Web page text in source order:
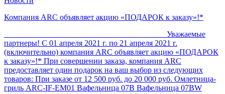
Компания ARC объявляет акцию «ПОДАРОК к заказу»!*
Уважаемые
партнеры! С 01 апреля 2021 г. по 21 апреля 2021 г.
(включительно) компания ARC объявляет акцию «ПОДАРОК
к заказу»!* При совершении заказа, компания ARC
предоставляет один подарок на ваш выбор из следующих
товаров: При заказе от 12 500 руб. до 20 000 руб. Омлетница-
гриль ARC-IF-EM01 Вафельница 07В Вафельница 07ВW